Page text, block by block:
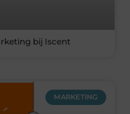
bij Iscent
MARKETING